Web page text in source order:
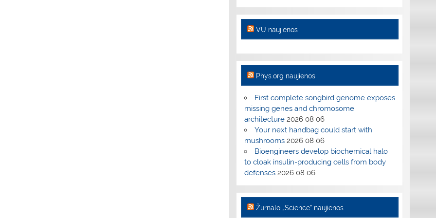
VU naujienos
Phys.org naujienos
First complete songbird genome exposes
missing genes and chromosome
architecture 2026 08 06
Your next handbag could start with
mushrooms 2026 08 06
Bioengineers develop biochemical halo
to cloak insulin-producing cells from body
defenses 2026 08 06
Žurnalo „Science” naujienos